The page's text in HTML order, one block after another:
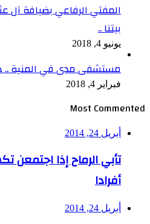
المفتي الرفاعي بضيافة
بيتنا ..
يونيو 4, 2018
مستشفى مدى في المنية ..
فبراير 4, 2018
Most Commented
أبريل 24, 2014
تأبي الرماح إذا اجتمعن
أفرادا
أبريل 24, 2014